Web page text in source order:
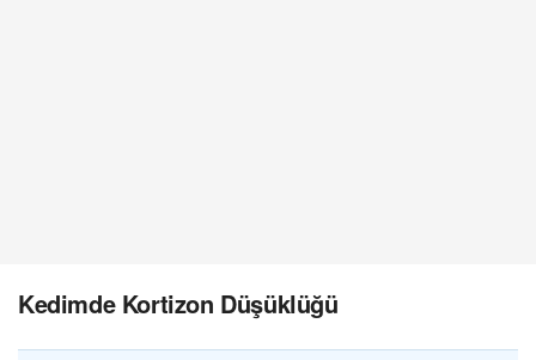
Kedimde Kortizon Düşüklüğü